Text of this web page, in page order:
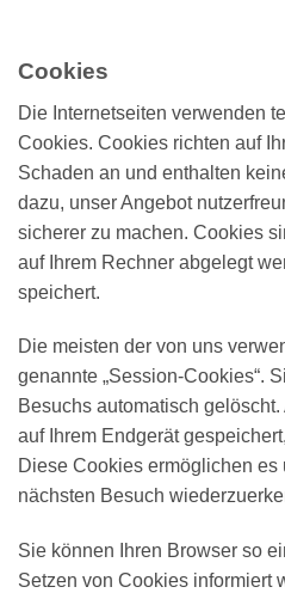
Cookies
Die Internetseiten verwenden
Cookies. Cookies richten auf
Schaden an und enthalten
dazu, unser Angebot
sicherer zu machen. Cookies
auf Ihrem Rechner abgelegt
speichert.
Die meisten der von uns
genannte „Session-Cookies“.
Besuchs automatisch
auf Ihrem Endgerät
Diese Cookies ermöglichen es
nächsten Besuch
Sie können Ihren Browser so
Setzen von Cookies informiert